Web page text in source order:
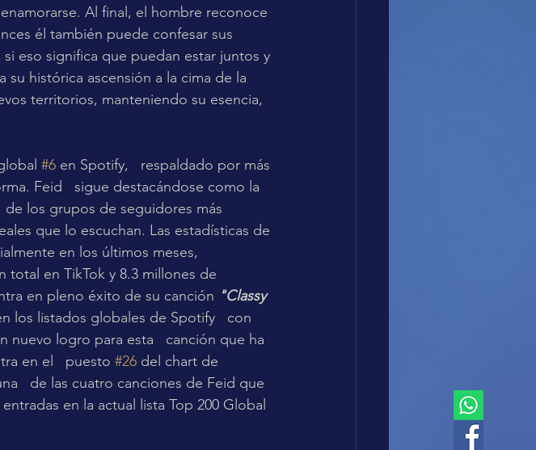
Al final, el hombre reconoce
él también puede confesar sus
eso significa que puedan estar juntos y
su histórica ascensión a la cima de la
territorios, manteniendo su esencia,
#6 en Spotify,   respaldado por más
Feid   sigue destacándose como la
los grupos de seguidores más
que lo escuchan. Las estadísticas de
en los últimos meses,
total en TikTok y 8.3 millones de
en pleno éxito de su canción "Classy
los listados globales de Spotify   con
nuevo logro para esta   canción que ha
en el   puesto #26 del chart de
de las cuatro canciones de Feid que
en la actual lista Top 200 Global